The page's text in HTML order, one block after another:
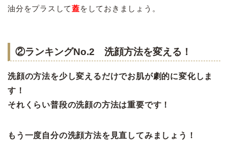
油分をプラスして蓋をしておきましょう。
②ランキングNo.2 洗顔方法を変える！
洗顔の方法を少し変えるだけでお肌が劇的に変化しま
す！
それくらい普段の洗顔の方法は重要です！
もう一度自分の洗顔方法を見直してみましょう！